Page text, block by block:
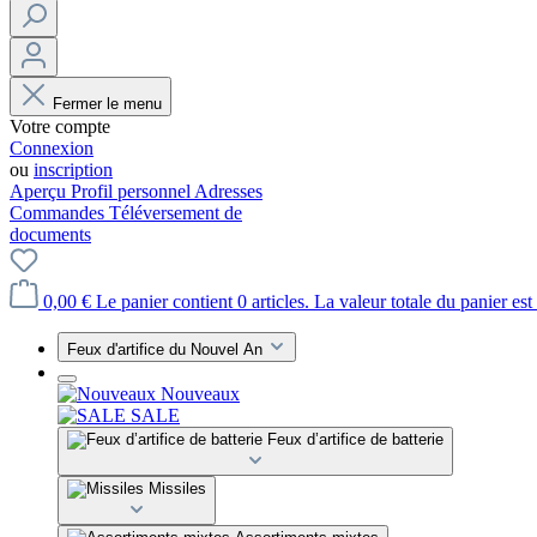
Fermer le menu
Votre compte
Connexion
ou inscription
Aperçu Profil personnel Adresses
Commandes Téléversement de
documents
0,00 € Le panier contient 0 articles. La valeur totale du panier est
Feux d'artifice du Nouvel An
Nouveaux
SALE
Feux d’artifice de batterie
Missiles